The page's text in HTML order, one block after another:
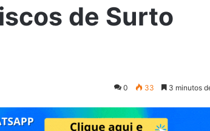
de Surto
0 33 3 minutos